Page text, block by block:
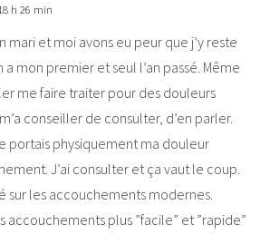
h 26 min
mari et moi avons eu peur que j’y reste
mon premier et seul l’an passé. Même
me faire traiter pour des douleurs
conseiller de consulter, d’en parler.
portais physiquement ma douleur
J’ai consulter et ça vaut le coup.
sur les accouchements modernes.
accouchements plus ”facile” et ”rapide”